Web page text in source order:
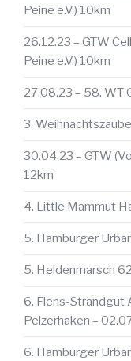
Peine e.V.) 10km
26.12.23 – GTW
Peine e.V.) 10km
27.08.23 – 58. WT
3.
30.04.23 – GTW
12km
4. Little Mammut
5. Hamburger
5. Heldenmarsch
6. Flens-Strandgut
Pelzerhaken –
6. Hamburger